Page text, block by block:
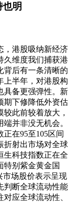
明
港股吸纳新经济
久维度我们捕获港
背后有一条清晰的
上半年，对港股构
具备更强弹性。新
期下修降低外资估
此前较着放大，
并非没无机会。
在95至105区间
折射出市场对全球
生科技指数正在全
特别紫金黄金国
场股价表示呈现
判断全球流动性能
应全球流动性、